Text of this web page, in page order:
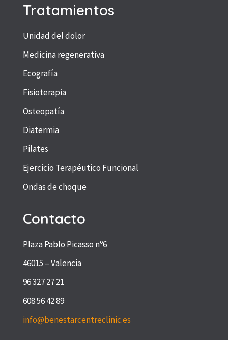
Tratamientos
Unidad del dolor
Medicina regenerativa
Ecografía
Fisioterapia
Osteopatía
Diatermia
Pilates
Ejercicio Terapéutico Funcional
Ondas de choque
Contacto
Plaza Pablo Picasso nº6
46015 – Valencia
96 327 27 21
608 56 42 89
info@benestarcentreclinic.es